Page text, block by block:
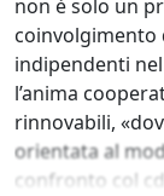
non è solo un
coinvolgimento
indipendenti
l’anima
rinnovabili,
orientata al
confronto col